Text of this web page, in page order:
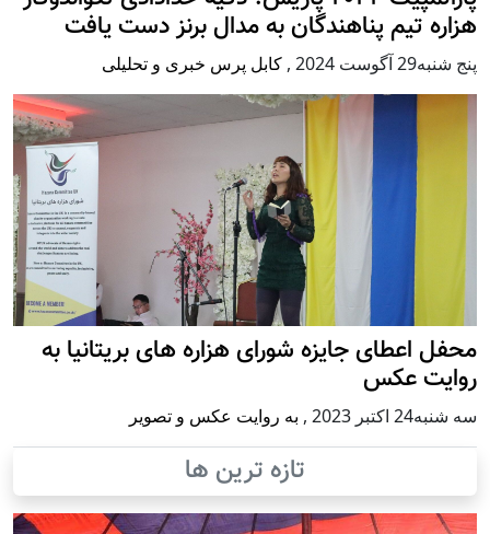
هزاره تیم پناهندگان به مدال برنز دست یافت
پنج شنبه29 آگوست 2024 , کابل پرس خبری و تحلیلی
محفل اعطای جایزه شورای هزاره های بریتانیا به
روایت عکس
سه شنبه24 اكتبر 2023 , به روایت عکس و تصویر
تازه ترین ها